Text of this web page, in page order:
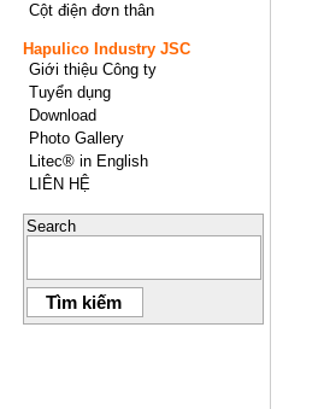
Cột điện đơn thân
Hapulico Industry JSC
Giới thiệu Công ty
Tuyển dụng
Download
Photo Gallery
Litec® in English
LIÊN HỆ
Search